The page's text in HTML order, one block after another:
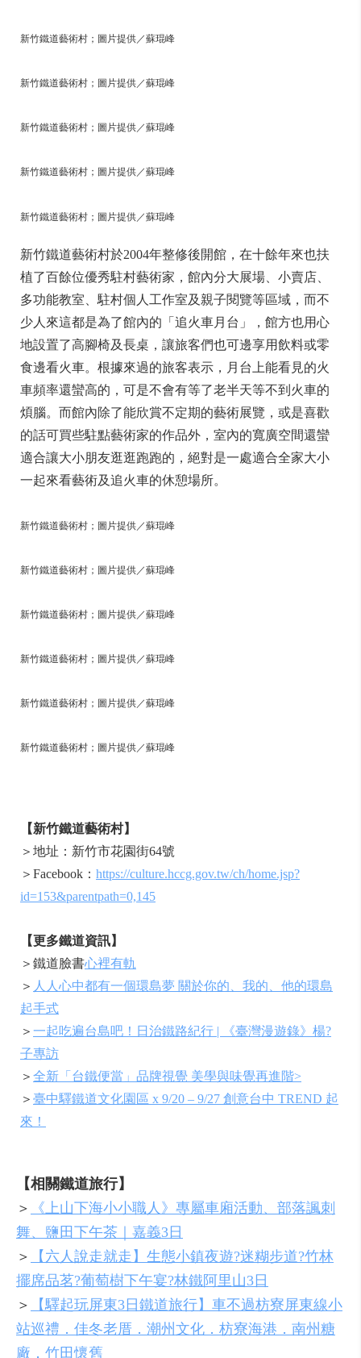
新竹鐵道藝術村；圖片提供／蘇琨峰
新竹鐵道藝術村；圖片提供／蘇琨峰
新竹鐵道藝術村；圖片提供／蘇琨峰
新竹鐵道藝術村；圖片提供／蘇琨峰
新竹鐵道藝術村；圖片提供／蘇琨峰
新竹鐵道藝術村於2004年整修後開館，在十餘年來也扶
植了百餘位優秀駐村藝術家，館內分大展場、小賣店、
多功能教室、駐村個人工作室及親子閱覽等區域，而不
少人來這都是為了館內的「追火車月台」，館方也用心
地設置了高腳椅及長桌，讓旅客們也可邊享用飲料或零
食邊看火車。根據來過的旅客表示，月台上能看見的火
車頻率還蠻高的，可是不會有等了老半天等不到火車的
煩腦。而館內除了能欣賞不定期的藝術展覽，或是喜歡
的話可買些駐點藝術家的作品外，室內的寬廣空間還蠻
適合讓大小朋友逛逛跑跑的，絕對是一處適合全家大小
一起來看藝術及追火車的休憩場所。
新竹鐵道藝術村；圖片提供／蘇琨峰
新竹鐵道藝術村；圖片提供／蘇琨峰
新竹鐵道藝術村；圖片提供／蘇琨峰
新竹鐵道藝術村；圖片提供／蘇琨峰
新竹鐵道藝術村；圖片提供／蘇琨峰
新竹鐵道藝術村；圖片提供／蘇琨峰
【新竹鐵道藝術村】
＞地址：新竹市花園街64號
＞Facebook： https://culture.hccg.gov.tw/ch/home.jsp?
id=153&parentpath=0,145
【更多鐵道資訊】
＞鐵道臉書心裡有軌
＞ 人人心中都有一個環島夢 關於你的、我的、他的環島
起手式
＞ 一起吃遍台島吧！日治鐵路紀行 | 《臺灣漫遊錄》楊?
子專訪
＞ 全新「台鐵便當」品牌視覺 美學與味覺再進階>
＞ 臺中驛鐵道文化園區 x 9/20 – 9/27 創意台中 TREND 起
來！
【相關鐵道旅行】
＞
《上山下海小小職人》專屬車廂活動、部落諷刺
舞、鹽田下午茶｜嘉義3日
＞
【六人說走就走】生態小鎮夜遊?迷糊步道?竹林
擺席品茗?葡萄樹下午宴?林鐵阿里山3日
＞
【驛起玩屏東3日鐵道旅行】車不過枋寮屏東線小
站巡禮．佳冬老厝．潮州文化．枋寮海港．南州糖
廠．竹田懷舊